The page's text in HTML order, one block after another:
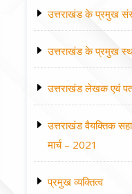
उत्तराखंड के प्रमुख
उत्तराखंड के प्रमुख
उत्तराखंड लेखक एवं
उत्तराखंड वैयक्तिक
मार्च – 2021
प्रमुख व्यक्तित्व